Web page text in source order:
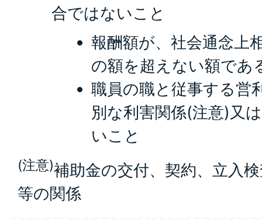
合ではないこと
報酬額が、社会通念上
の額を超えない額であ
職員の職と従事する営
別な利害関係(注意)又
いこと
(注意)補助金の交付、契約、立入
等の関係